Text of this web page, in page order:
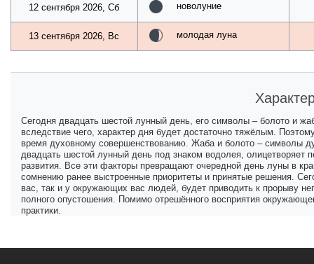
12 сентября 2026, Сб новолуние
13 сентября 2026, Вс молодая луна
Сегодня двадцать шестой лунный день, его символы – болото и
вследствие чего, характер дня будет достаточно тяжёлым.
время духовному совершенствованию. Жаба и болото – символы
двадцать шестой лунный день под знаком водолея, олицетворяет
развития. Все эти факторы превращают очередной день луны в
сомнению ранее выстроенные приоритеты и принятые решения.
вас, так и у окружающих вас людей, будет приводить к прорыву
полного опустошения. Помимо отрешённого восприятия
практики.